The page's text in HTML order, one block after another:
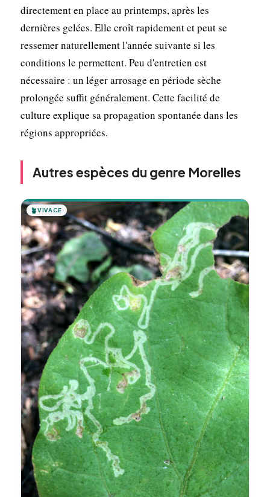
directement en place au printemps, après les
dernières gelées. Elle croît rapidement et peut se
ressemer naturellement l'année suivante si les
conditions le permettent. Peu d'entretien est
nécessaire : un léger arrosage en période sèche
prolongée suffit généralement. Cette facilité de
culture explique sa propagation spontanée dans les
régions appropriées.
Autres espèces du genre Morelles
🪴VIVACE